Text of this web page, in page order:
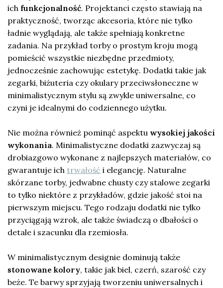
ich funkcjonalność. Projektanci często stawiają na
praktyczność, tworząc akcesoria, które nie tylko
ładnie wyglądają, ale także spełniają konkretne
zadania. Na przykład torby o prostym kroju mogą
pomieścić wszystkie niezbędne przedmioty,
jednocześnie zachowując estetykę. Dodatki takie jak
zegarki, biżuteria czy okulary przeciwsłoneczne w
minimalistycznym stylu są zwykle uniwersalne, co
czyni je idealnymi do codziennego użytku.
Nie można również pominąć aspektu wysokiej jakości
wykonania. Minimalistyczne dodatki zazwyczaj są
drobiazgowo wykonane z najlepszych materiałów, co
gwarantuje ich trwałość i elegancję. Naturalne
skórzane torby, jedwabne chusty czy stalowe zegarki
to tylko niektóre z przykładów, gdzie jakość stoi na
pierwszym miejscu. Tego rodzaju dodatki nie tylko
przyciągają wzrok, ale także świadczą o dbałości o
detale i szacunku dla rzemiosła.
W minimalistycznym designie dominują także
stonowane kolory, takie jak biel, czerń, szarość czy
beże. Te barwy sprzyjają tworzeniu uniwersalnych i